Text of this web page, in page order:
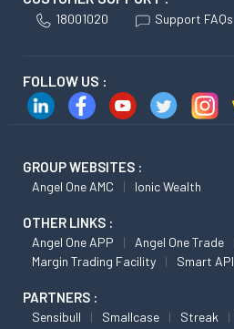
18001020 Support FAQs
FOLLOW US :
GROUP WEBSITES :
Angel One AMC Ionic Wealth
OTHER LINKS :
Angel One APP Angel One Trade
Margin Trading Facility
Smart API
PARTNERS :
Sensibull Smallcase Streak